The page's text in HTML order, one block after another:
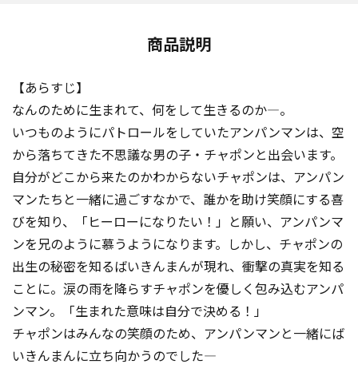
商品説明
【あらすじ】
なんのために生まれて、何をして生きるのか―。
いつものようにパトロールをしていたアンパンマンは、空
から落ちてきた不思議な男の子・チャポンと出会います。
自分がどこから来たのかわからないチャポンは、アンパン
マンたちと一緒に過ごすなかで、誰かを助け笑顔にする喜
びを知り、「ヒーローになりたい！」と願い、アンパンマ
ンを兄のように慕うようになります。しかし、チャポンの
出生の秘密を知るばいきんまんが現れ、衝撃の真実を知る
ことに。涙の雨を降らすチャポンを優しく包み込むアンパ
ンマン。「生まれた意味は自分で決める！」
チャポンはみんなの笑顔のため、アンパンマンと一緒にば
いきんまんに立ち向かうのでした―